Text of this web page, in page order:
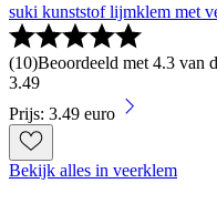
suki kunststof lijmklem met
(10)Beoordeeld met 4.3 van
3.49
Prijs: 3.49 euro
Bekijk alles in veerklem